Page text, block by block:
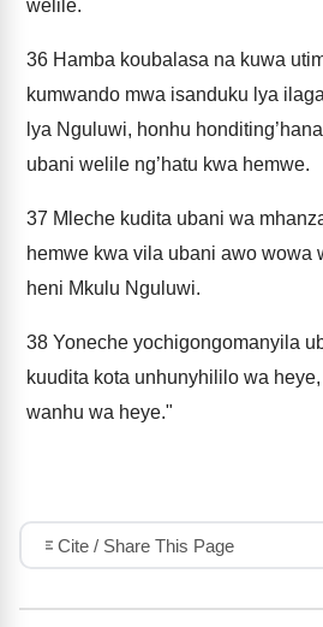
welile.
36 Hamba koubalasa na kuwa
kumwando mwa isanduku lya
lya Nguluwi, honhu
ubani welile ng’hatu kwa hemwe.
37 Mleche kudita ubani wa
hemwe kwa vila ubani awo wowa
heni Mkulu Nguluwi.
38 Yoneche yochigongomanyila
kuudita kota unhunyhililo wa
wanhu wa heye."
Cite / Share This Page